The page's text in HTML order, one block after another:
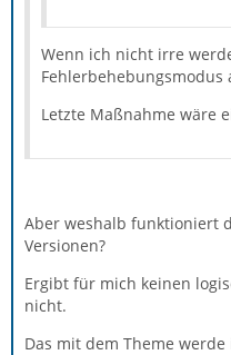
Wenn ich nicht irre
Fehlerbehebungsmodus
Letzte Maßnahme wäre
Aber weshalb funktioniert
Versionen?
Ergibt für mich keinen
nicht.
Das mit dem Theme